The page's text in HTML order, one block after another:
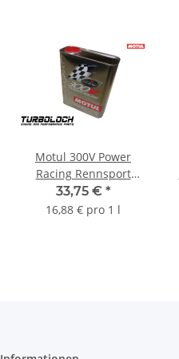
Motul 300V Power
Racing Rennsport
Motoröl Öl 5W30 - 2L
104241
33,75 € *
16,88 € pro 1 l